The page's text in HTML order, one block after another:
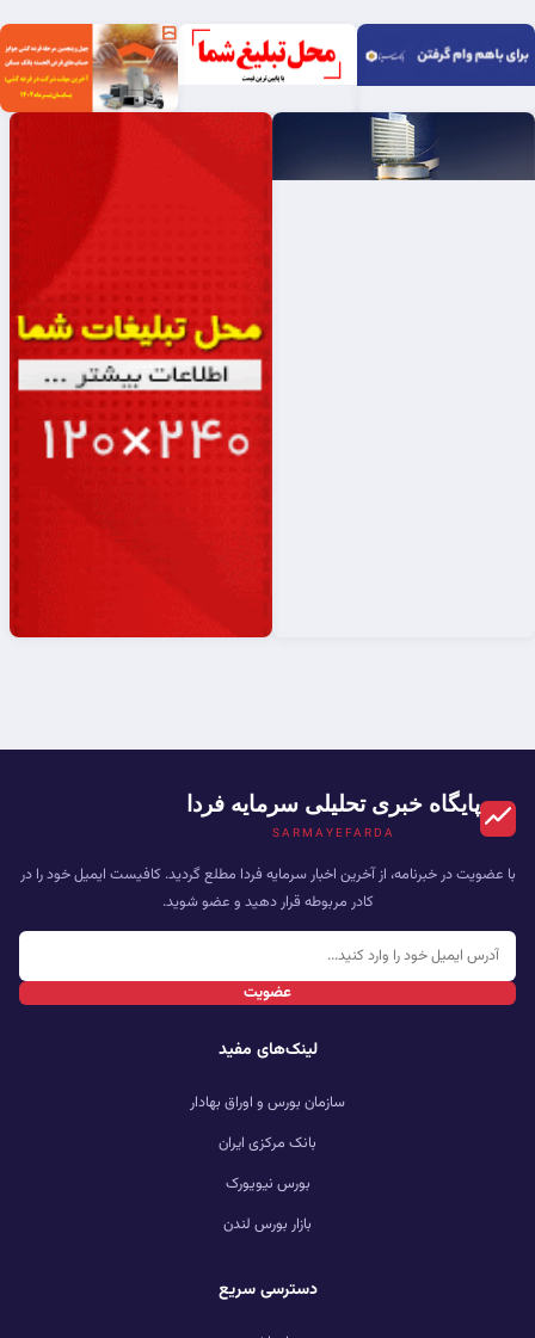
پایگاه خبری تحلیلی سرمایه فردا
SARMAYEFARDA
با عضویت در خبرنامه، از آخرین اخبار سرمایه فردا مطلع گردید. کافیست ایمیل خود را در
کادر مربوطه قرار دهید و عضو شوید.
عضویت
لینک‌های مفید
سازمان بورس و اوراق بهادار
بانک مرکزی ایران
بورس نیویورک
بازار بورس لندن
دسترسی سریع